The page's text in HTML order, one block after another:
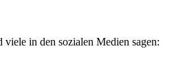
in den sozialen Medien sagen: